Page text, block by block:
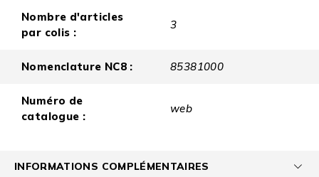
Nombre d'articles
par colis :
3
Nomenclature NC8 : 85381000
Numéro de
catalogue :
web
INFORMATIONS COMPLÉMENTAIRES